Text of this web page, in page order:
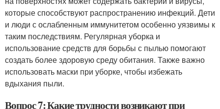
которые способствуют распространению инфекций. Дети
и люди с ослабленным иммунитетом особенно уязвимы к
таким последствиям. Регулярная уборка и
использование средств для борьбы с пылью помогают
создать более здоровую среду обитания. Также важно
использовать маски при уборке, чтобы избежать
вдыхания пыли.
Вопрос 7: Какие трудности возникают при